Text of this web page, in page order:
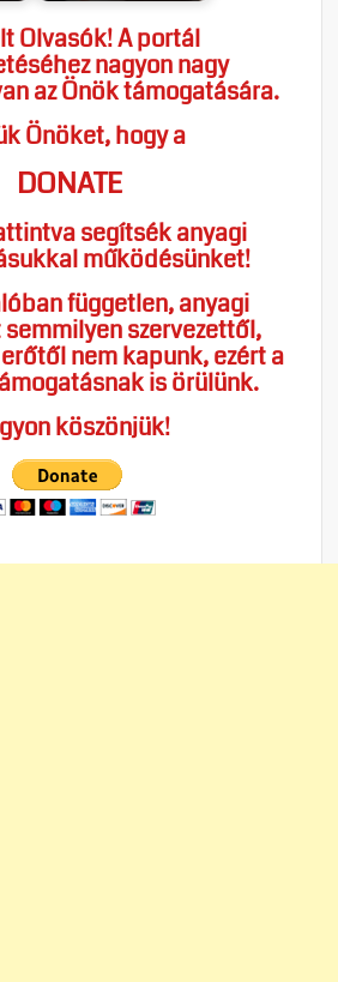
Olvasók! A portál
nagyon nagy
az Önök támogatására.
Önöket, hogy a
DONATE
segítsék anyagi
működésünket!
független, anyagi
szervezettől,
nem kapunk, ezért a
is örülünk.
köszönjük!